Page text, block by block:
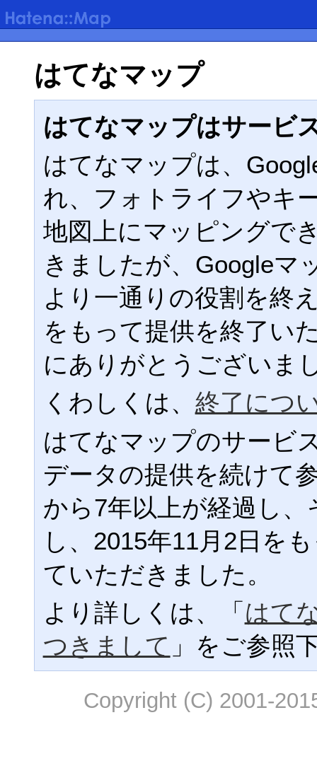
はてなマップ
はてなマップはサービ
はてなマップは、
れ、フォトライフやキ
地図上にマッピングで
きましたが、Googleマ
より一通りの役割を終
をもって提供を終了い
にありがとうございま
くわしくは、 終了につ
はてなマップのサービ
データの提供を続けて
から7年以上が経過し
し、2015年11月2日を
ていただきました。
より詳しくは、「 はて
つきまして 」をご参照
Copyright (C) 2001-